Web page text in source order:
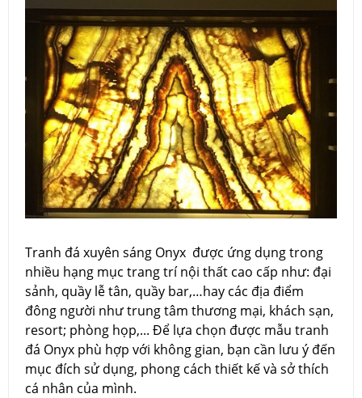
Tranh đá xuyên sáng Onyx được ứng dụng trong
nhiều hạng mục trang trí nội thất cao cấp như: đại
sảnh, quầy lễ tân, quầy bar,…hay các địa điểm
đông người như trung tâm thương mại, khách sạn,
resort; phòng họp,... Để lựa chọn được mẫu tranh
đá Onyx phù hợp với không gian, bạn cần lưu ý đến
mục đích sử dụng, phong cách thiết kế và sở thích
cá nhân của mình.